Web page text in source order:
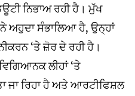
ਨਿਭਾਅ ਰਹੀ ਹੈ। ਮੁੱਖ
ਅਹੁਦਾ ਸੰਭਾਲਿਆ ਹੈ, ਉਨ੍ਹਾਂ
‘ਤੇ ਜ਼ੋਰ ਦੇ ਰਹੀ ਹੈ।
ਲੀਹਾਂ ‘ਤੇ
ਜਾ ਰਿਹਾ ਹੈ ਅਤੇ ਆਰਟੀਫਿਸ਼ਲ